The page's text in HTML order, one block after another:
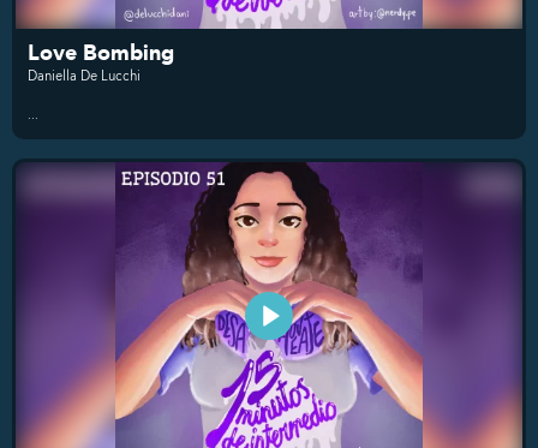
Love Bombing
Daniella De Lucchi
...